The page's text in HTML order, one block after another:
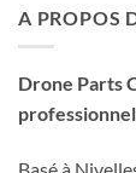
A PROPOS
Drone Parts